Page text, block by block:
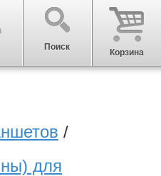
Поиск
Корзина
/
для